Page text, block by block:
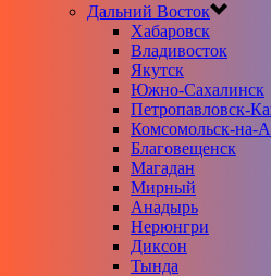
Дальний Восток
Хабаровск
Владивосток
Якутск
Южно-Сахалинск
Петропавловск-
Комсомольск-на-
Благовещенск
Магадан
Мирный
Анадырь
Нерюнгри
Диксон
Тында